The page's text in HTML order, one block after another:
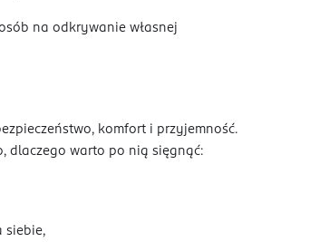
na odkrywanie własnej
komfort i przyjemność.
dlaczego warto po nią sięgnąć:
siebie,